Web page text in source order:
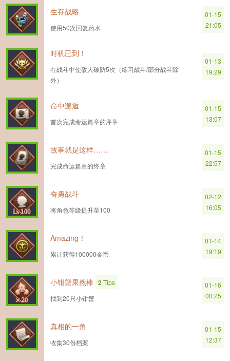
生存战略
使用50次回复药水
01-15
21:05
时机已到！
在战斗中使敌人破防5次（练习战斗/部分战斗除
外）
01-13
19:29
命中邂逅
首次完成命运篇章的序章
01-15
13:07
故事就是这样……
完成命运篇章的终章
01-15
22:57
奋勇战斗
将角色等级提升至100
02-12
16:05
Amazing！
累计获得100000金币
01-14
19:19
小钳蟹果然棒 2Tips
找到20只小钳蟹
01-16
00:25
真相的一角
收集30份档案
01-15
12:37